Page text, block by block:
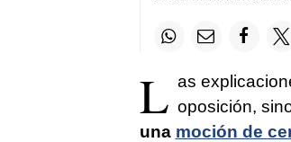
L as
oposición,
una moción de